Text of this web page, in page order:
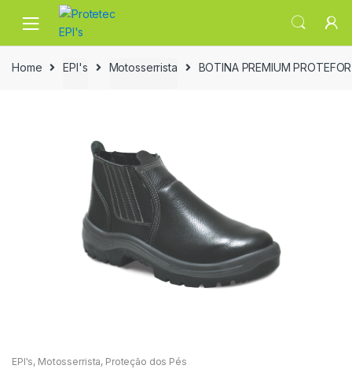
navigation
content
Home
EPI's Motosserrista BOTINA PREMIUM
EPI's, Motosserrista, Proteção dos Pés